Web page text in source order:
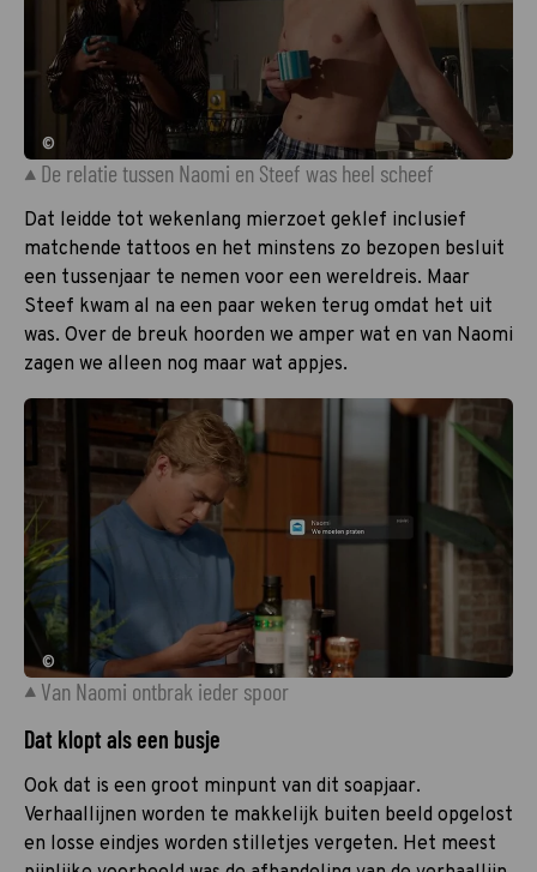
©
De relatie tussen Naomi en Steef was heel scheef
Dat leidde tot wekenlang mierzoet geklef inclusief
matchende tattoos en het minstens zo bezopen besluit
een tussenjaar te nemen voor een wereldreis. Maar
Steef kwam al na een paar weken terug omdat het uit
was. Over de breuk hoorden we amper wat en van Naomi
zagen we alleen nog maar wat appjes.
©
Van Naomi ontbrak ieder spoor
Dat klopt als een busje
Ook dat is een groot minpunt van dit soapjaar.
Verhaallijnen worden te makkelijk buiten beeld opgelost
en losse eindjes worden stilletjes vergeten. Het meest